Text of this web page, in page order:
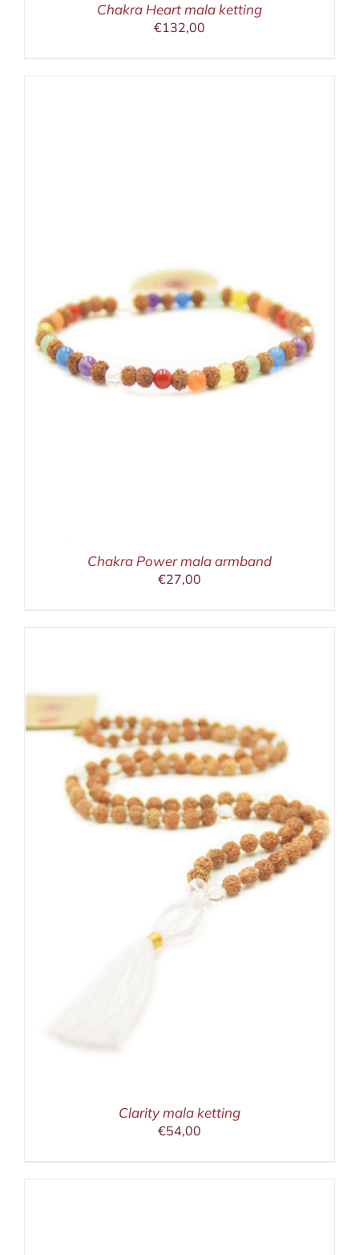
Chakra Heart mala ketting
€132,00
Chakra Power mala armband
€27,00
Clarity mala ketting
€54,00